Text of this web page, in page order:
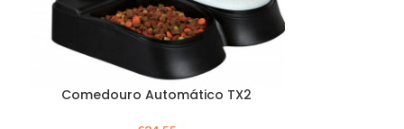
Comedouro Automático TX2